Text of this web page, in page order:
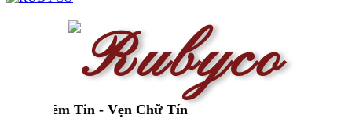
Niềm Tin - Vẹn Chữ Tín